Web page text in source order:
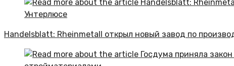
Handelsblatt: Rheinmetall открыл новый завод по